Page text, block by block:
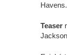
Havens.
Teaser